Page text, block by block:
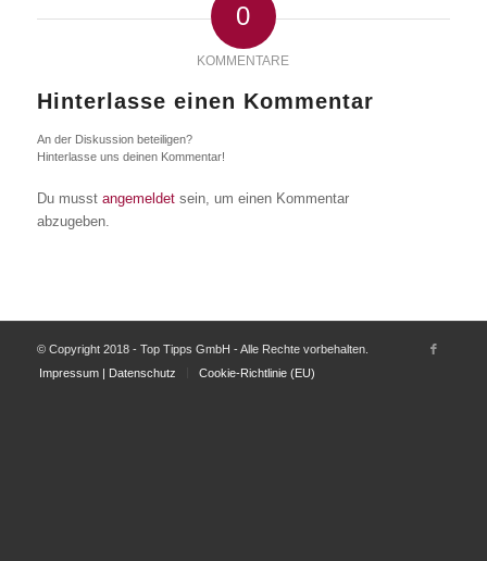
0
KOMMENTARE
Hinterlasse einen Kommentar
An der Diskussion beteiligen?
Hinterlasse uns deinen Kommentar!
Du musst angemeldetsein, um einen Kommentar
abzugeben.
© Copyright 2018 - Top Tipps GmbH - Alle Rechte vorbehalten.
Impressum | Datenschutz
Cookie-Richtlinie (EU)